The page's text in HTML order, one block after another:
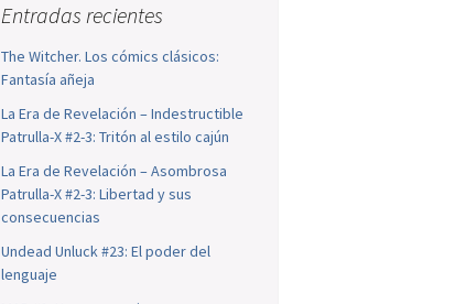
Entradas recientes
The Witcher. Los cómics clásicos:
Fantasía añeja
La Era de Revelación – Indestructible
Patrulla-X #2-3: Tritón al estilo cajún
La Era de Revelación – Asombrosa
Patrulla-X #2-3: Libertad y sus
consecuencias
Undead Unluck #23: El poder del
lenguaje